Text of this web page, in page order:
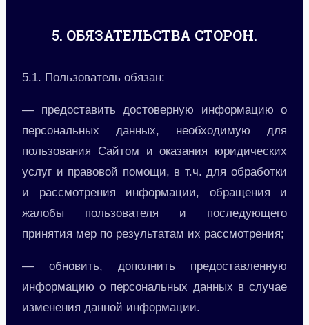
5. ОБЯЗАТЕЛЬСТВА СТОРОН.
5.1. Пользователь обязан:
— предоставить достоверную информацию о
персональных данных, необходимую для
пользования Сайтом и оказания юридических
услуг и правовой помощи, в т.ч. для обработки
и рассмотрения информации, обращения и
жалобы пользователя и последующего
принятия мер по результатам их рассмотрения;
— обновить, дополнить предоставленную
информацию о персональных данных в случае
изменения данной информации.